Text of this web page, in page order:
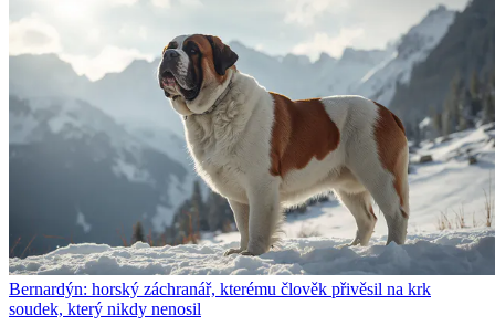
Bernardýn: horský záchranář, kterému člověk přivěsil na krk
soudek, který nikdy nenosil